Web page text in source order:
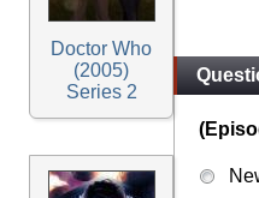
Doctor Who
(2005)
Series 2